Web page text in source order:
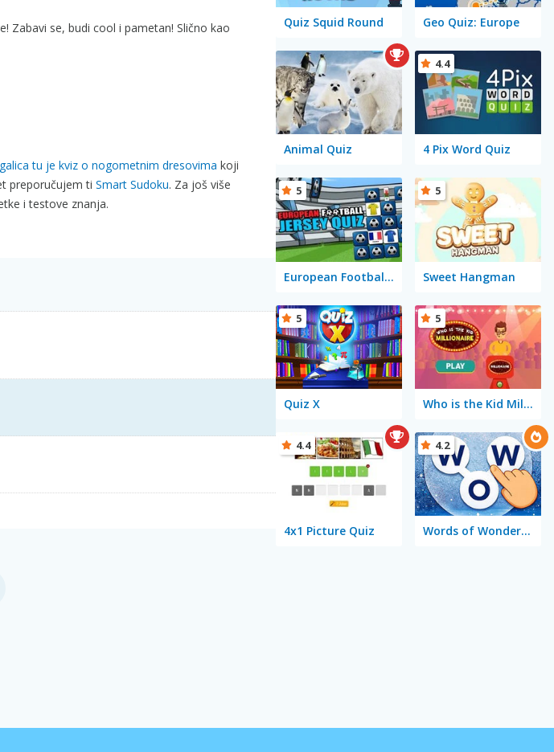
Zabavi se, budi cool i pametan! Slično kao
tu je kviz o nogometnim dresovima koji
preporučujem ti Smart Sudoku. Za još više
i testove znanja.
Quiz Squid Round Geo Quiz: Europe
Animal Quiz 4 Pix Word Quiz
4.4
European Football Jersey Quiz
5
Sweet Hangman
5
Quiz X
5
Who is the Kid Millionaire
5
4x1 Picture Quiz
4.4
Words of Wonders - WOW
4.2